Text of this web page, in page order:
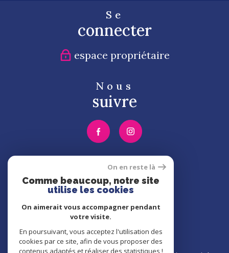
Se
connecter
espace propriétaire
Nous
suivre
Nous
adhérons
On en reste là
Comme beaucoup, notre site
utilise les cookies
On aimerait vous accompagner pendant
votre visite.
En poursuivant, vous acceptez l'utilisation des
cookies par ce site, afin de vous proposer des
contenus adaptés et réaliser des statistiques !